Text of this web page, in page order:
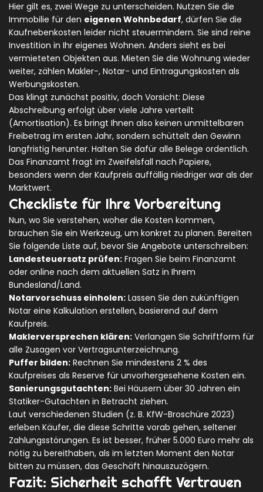
Hier gilt es, zwei Wege zu unterscheiden. Nutzen Sie die
Immobilie für den eigenen Wohnbedarf, dürfen Sie die
Kaufnebenkosten leider nicht steuermindern. Sie sind reine
Investition in Ihr eigenes Wohnen. Anders sieht es bei
vermieteten Objekten aus. Mieten Sie die Wohnung wieder
weiter, zählen Makler-, Notar- und Eintragungskosten als
Werbungskosten.
Das klingt zunächst positiv, doch Vorsicht: Diese
Abschreibung erfolgt über viele Jahre verteilt
(Amortisation). Es bringt Ihnen also keinen unmittelbaren
Freibetrag im ersten Jahr, sondern schüttelt den Gewinn
langfristig herunter. Halten Sie dafür alle Belege ordentlich.
Das Finanzamt fragt im Zweifelsfall nach Papiere,
besonders wenn der Kaufpreis auffällig niedriger war als der
Marktwert.
Checkliste für Ihre Vorbereitung
Nun, wo Sie verstehen, woher die Kosten kommen,
brauchen Sie ein Werkzeug, um konkret zu planen. Bereiten
Sie folgende Liste auf, bevor Sie Angebote unterschreiben:
Landesteuersatz prüfen: Fragen Sie beim Finanzamt
oder online nach dem aktuellen Satz in Ihrem
Bundesland/Land.
Notarvorschuss einholen: Lassen Sie den zukünftigen
Notar eine Kalkulation erstellen, basierend auf dem
Kaufpreis.
Maklerversprechen klären: Verlangen Sie Schriftform für
alle Zusagen vor Vertragsunterzeichnung.
Puffer bilden: Rechnen Sie mindestens 2 % des
Kaufpreises als Reserve für unvorhergesehene Kosten ein.
Sanierungsgutachten: Bei Häusern über 30 Jahren ein
Statiker-Gutachten in Betracht ziehen.
Laut verschiedenen Studien (z. B. KfW-Broschüre 2023)
erleben Käufer, die diese Schritte vorab gehen, seltener
Zahlungsstörungen. Es ist besser, früher 5.000 Euro mehr als
nötig zu bereithaben, als im letzten Moment den Notar
bitten zu müssen, das Geschäft hinauszuzögern.
Fazit: Sicherheit schafft Vertrauen